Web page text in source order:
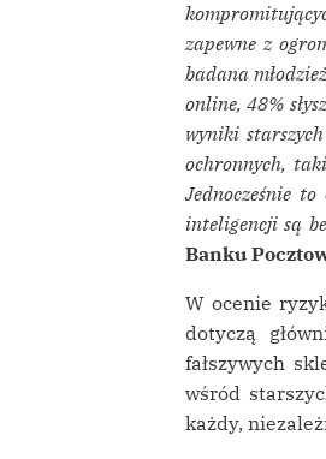
zapewne z
badana
online, 48%
wyniki
ochronnych,
Jednocześnie
inteligencji są
Banku
W ocenie
dotyczą
fałszywych
wśród
każdy,